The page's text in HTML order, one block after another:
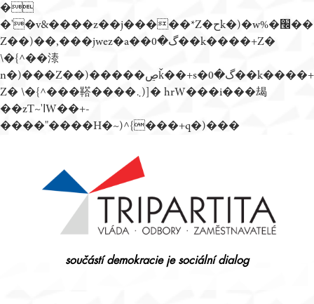
�
�'�v&����z��j�����*Z�حk�)�w%�׬��
Z��)��,���jwez�a��گ�0��k����+Z�
\�{^��溙
n�)���Z��)�����ڝǩ��+s�گ�0��k����+
Z� \�{^���鞳����܆)]� hrW���i���朅
��zƬ~'ߊW��+-
����"����H�~)^{���+q�)���
součástí demokracie je sociální dialog